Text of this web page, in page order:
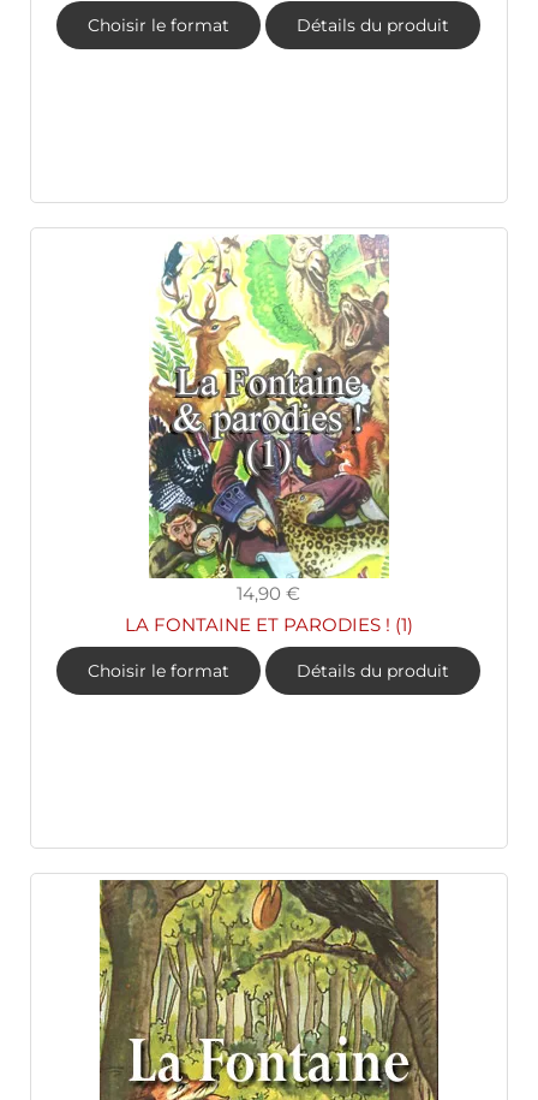
Choisir le format Détails du produit
14,90 €
LA FONTAINE ET PARODIES ! (1)
Choisir le format Détails du produit